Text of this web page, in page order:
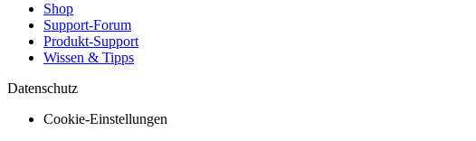
Shop
Support-Forum
Produkt-Support
Wissen & Tipps
Datenschutz
Cookie-Einstellungen